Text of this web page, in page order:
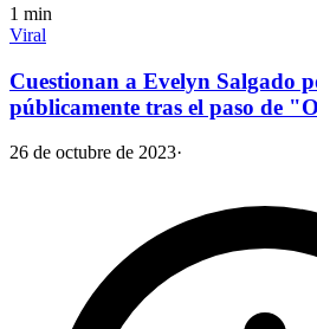
1 min
Viral
Cuestionan a Evelyn Salgado
públicamente tras el paso de
26 de octubre de 2023·